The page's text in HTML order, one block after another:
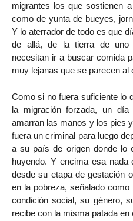
migrantes los que sostienen
como de yunta de bueyes,
Y lo aterrador de todo es que
de allá, de la tierra de uno
necesitan ir a buscar comida
muy lejanas que se parecen al
Como si no fuera suficiente lo
la migración forzada, un
amarran las manos y los pies
fuera un criminal para luego
a su país de origen donde lo
huyendo. Y encima esa
desde su etapa de gestación
en la pobreza, señalado
condición social, su género,
recibe con la misma patada en